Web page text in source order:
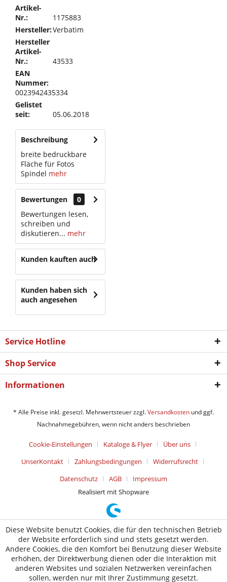
Artikel-
Nr.:
1175883
Hersteller:Verbatim
Hersteller
Artikel-
Nr.:
43533
EAN
Nummer:
0023942435334
Gelistet
seit:
05.06.2018
Beschreibung
breite bedruckbare
Fläche für Fotos
Spindel mehr
Bewertungen
0
Bewertungen lesen,
schreiben und
diskutieren... mehr
Kunden kauften auch
Kunden haben sich
auch angesehen
Service Hotline
Shop Service
Informationen
* Alle Preise inkl. gesetzl. Mehrwertsteuer zzgl.Versandkosten und ggf.
Nachnahmegebühren, wenn nicht anders beschrieben
Cookie-Einstellungen Kataloge & Flyer
Über uns
UnserKontakt
Zahlungsbedingungen
Widerrufsrecht
Datenschutz
AGB
Impressum
Realisiert mit Shopware
Diese Website benutzt Cookies, die für den technischen Betrieb
der Website erforderlich sind und stets gesetzt werden.
Andere Cookies, die den Komfort bei Benutzung dieser Website
erhöhen, der Direktwerbung dienen oder die Interaktion mit
anderen Websites und sozialen Netzwerken vereinfachen
sollen, werden nur mit Ihrer Zustimmung gesetzt.